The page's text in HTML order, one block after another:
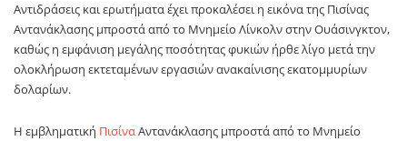
Αντιδράσεις και ερωτήματα έχει προκαλέσει η εικόνα της Πισίνας
Αντανάκλασης μπροστά από το Μνημείο Λίνκολν στην Ουάσινγκτον,
καθώς η εμφάνιση μεγάλης ποσότητας φυκιών ήρθε λίγο μετά την
ολοκλήρωση εκτεταμένων εργασιών ανακαίνισης εκατομμυρίων
δολαρίων.
Η εμβληματική ΠισίναΑντανάκλασης μπροστά από το Μνημείο